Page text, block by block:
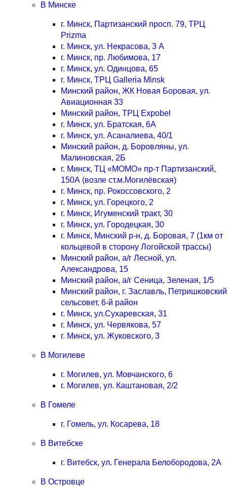
В Минске
г. Минск, Партизанский просп. 79, ТРЦ
Prizma
г. Минск, ул. Некрасова, 3 А
г. Минск, пр. Любимова, 17
г. Минск, ул. Одинцова, 65
г. Минск, ТРЦ Galleria Minsk
Минский район, ЖК Новая Боровая, ул.
Авиационная 33
Минский район, ТРЦ Expobel
г. Минск, ул. Братская, 6А
г. Минск, ул. Асаналиева, 40/1
Минский район, д. Боровляны, ул.
Малиновская, 2Б
г. Минск, ТЦ «МОМО» пр-т Партизанский,
150А (возле ст.м.Могилёвская)
г. Минск, пр. Рокоссовского, 2
г. Минск, ул. Горецкого, 2
г. Минск, Игуменский тракт, 30
г. Минск, ул. Городецкая, 30
г. Минск, Минский р-н, д. Боровая, 7 (1км от
кольцевой в сторону Логойской трассы)
Минский район, а/г Лесной, ул.
Александрова, 15
Минский район, а/г Сеница, Зеленая, 1/5
Минский район, г. Заславль, Петришковский
сельсовет, 6-й район
г. Минск, ул.Сухаревская, 31
г. Минск, ул. Червякова, 57
г. Минск, ул. Жуковского, 3
В Могилеве
г. Могилев, ул. Мовчанского, 6
г. Могилев, ул. Каштановая, 2/2
В Гомеле
г. Гомель, ул. Косарева, 18
В Витебске
г. Витебск, ул. Генерала Белобородова, 2А
В Островце